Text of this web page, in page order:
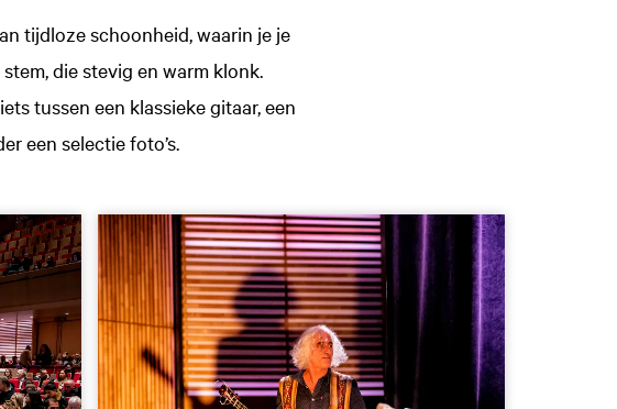
tijdloze schoonheid, waarin je je
die stevig en warm klonk.
tussen een klassieke gitaar, een
een selectie foto’s.